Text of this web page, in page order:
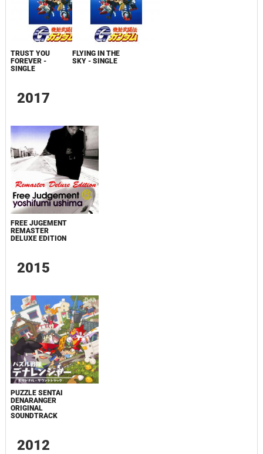
TRUST YOU
FOREVER -
SINGLE
FLYING IN THE
SKY - SINGLE
2017
FREE JUGEMENT
REMASTER
DELUXE EDITION
2015
PUZZLE SENTAI
DENARANGER
ORIGINAL
SOUNDTRACK
2012